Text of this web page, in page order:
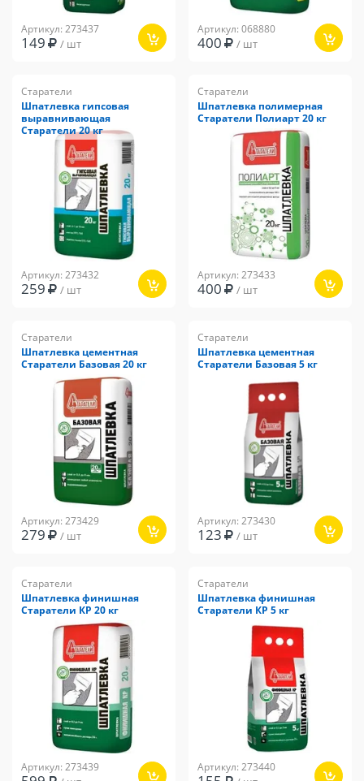
Артикул: 273437
149 / шт
Артикул: 068880
400 / шт
Старатели
Шпатлевка гипсовая
выравнивающая
Старатели 20 кг
Артикул: 273432
259 / шт
Старатели
Шпатлевка полимерная
Старатели Полиарт 20 кг
Артикул: 273433
400 / шт
Старатели
Шпатлевка цементная
Старатели Базовая 20 кг
Артикул: 273429
279 / шт
Старатели
Шпатлевка цементная
Старатели Базовая 5 кг
Артикул: 273430
123 / шт
Старатели
Шпатлевка финишная
Старатели КР 20 кг
Артикул: 273439
Старатели
Шпатлевка финишная
Старатели КР 5 кг
Артикул: 273440